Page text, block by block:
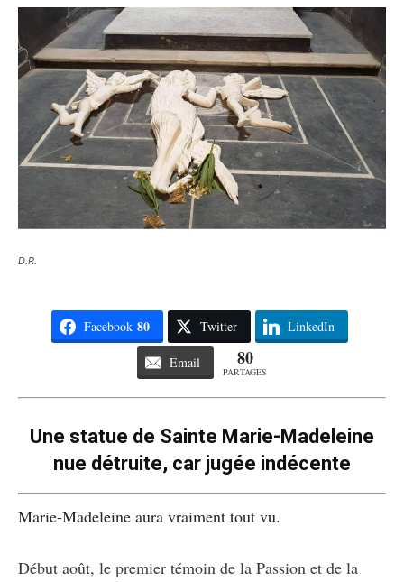
D.R.
Facebook 80 Twitter LinkedIn
Email 80
PARTAGES
Une statue de Sainte Marie-Madeleine
nue détruite, car jugée indécente
Marie-Madeleine aura vraiment tout vu.
Début août, le premier témoin de la Passion et de la